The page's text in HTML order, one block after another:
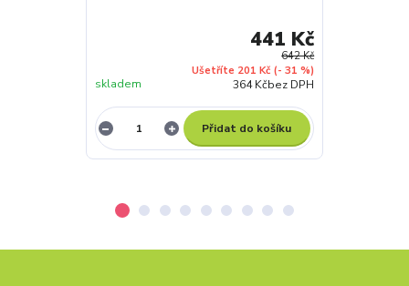
642 Kč
Ušetříte 201 Kč (- 31 %)
441 Kč
364 Kčbez DPH
skladem
Přidat do košíku